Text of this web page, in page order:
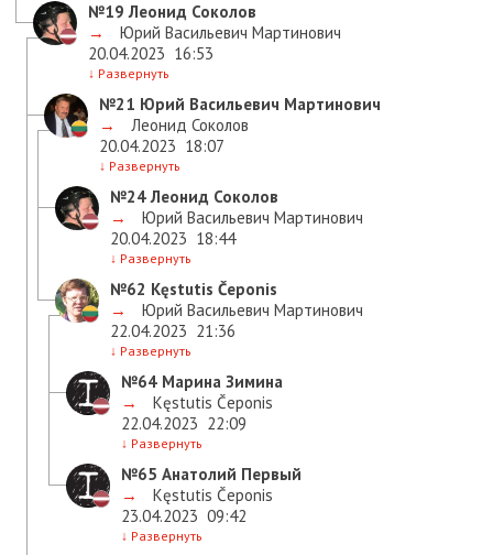
№19 Леонид Соколов
→
Юрий Васильевич Мартинович
20.04.2023 16:53
↓ Развернуть
№21 Юрий Васильевич Мартинович
→
Леонид Соколов
20.04.2023 18:07
↓ Развернуть
№24Леонид Соколов
→
Юрий Васильевич Мартинович
20.04.2023 18:44
↓ Развернуть
№62 Kęstutis Čeponis
→
Юрий Васильевич Мартинович
22.04.2023 21:36
↓ Развернуть
№64 Марина Зимина
→
Kęstutis Čeponis
22.04.2023 22:09
↓ Развернуть
№65 Анатолий Первый
→
Kęstutis Čeponis
23.04.2023 09:42
↓ Развернуть